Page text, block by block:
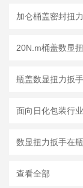
查看全部